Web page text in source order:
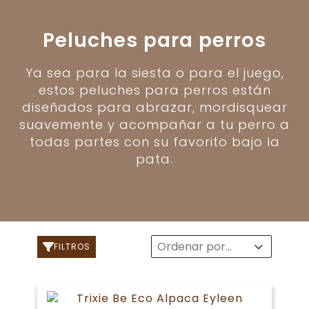
Peluches para perros
Ya sea para la siesta o para el juego,
estos peluches para perros están
diseñados para abrazar, mordisquear
suavemente y acompañar a tu perro a
todas partes con su favorito bajo la
pata.
FILTROS Sort
Sort content
Sort content